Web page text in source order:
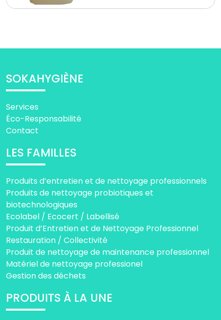
SOKAHYGIÈNE
Services
Éco-Responsabilité
Contact
LES FAMILLES
Produits d’entretien et de nettoyage professionnels
Produits de nettoyage probiotiques et
biotechnologiques
Ecolabel / Ecocert / Labellisé
Produit d’Entretien et de Nettoyage Professionnel
Restauration / Collectivité
Produit de nettoyage de maintenance professionnel
Matériel de nettoyage professionel
Gestion des déchets
PRODUITS À LA UNE